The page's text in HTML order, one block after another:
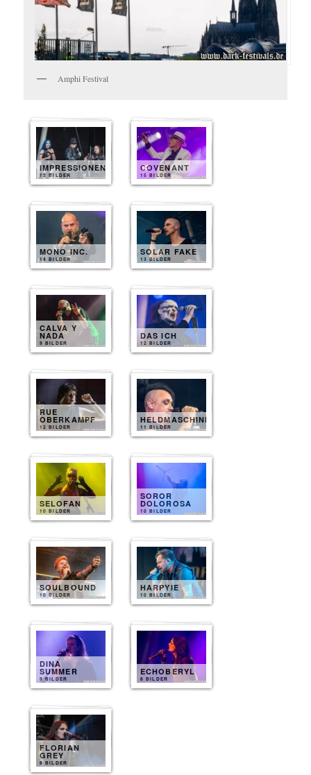
Amphi Festival
IMPRESSIONEN
12 BILDER
COVENANT
15 BILDER
MONO INC.
14 BILDER
SOLAR FAKE
13 BILDER
CALVA Y
NADA
9 BILDER
DAS ICH
12 BILDER
RUE
OBERKAMPF
12 BILDER
HELDMASCHINE
11 BILDER
SELOFAN
10 BILDER
SOROR
DOLOROSA
10 BILDER
SOULBOUND
10 BILDER
HARPYIE
10 BILDER
DINA
SUMMER
9 BILDER
ECHOBERYL
8 BILDER
FLORIAN
GREY
8 BILDER